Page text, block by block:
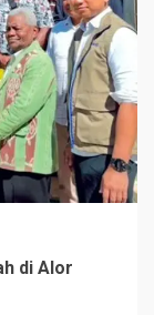
di Alor